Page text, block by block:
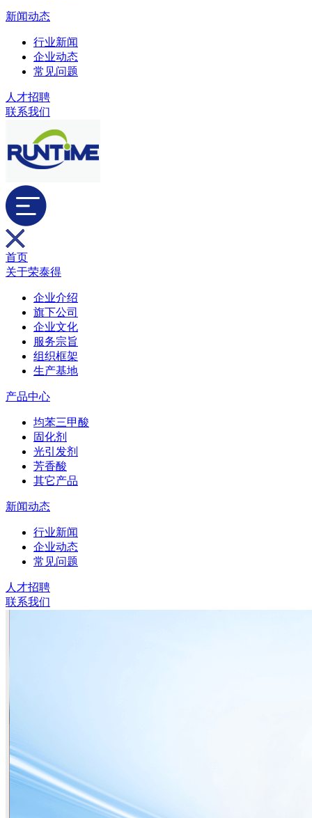
新闻动态
行业新闻
企业动态
常见问题
人才招聘
联系我们
首页
关于荣泰得
企业介绍
旗下公司
企业文化
服务宗旨
组织框架
生产基地
产品中心
均苯三甲酸
固化剂
光引发剂
芳香酸
其它产品
新闻动态
行业新闻
企业动态
常见问题
人才招聘
联系我们